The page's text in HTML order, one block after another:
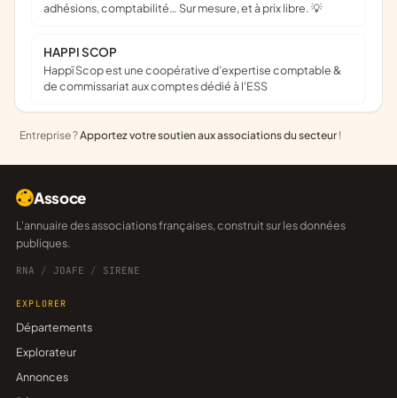
adhésions, comptabilité… Sur mesure, et à prix libre. 💡
HAPPI SCOP
Happï Scop est une coopérative d’expertise comptable &
de commissariat aux comptes dédié à l'ESS
Entreprise ?Apportez votre soutien aux associations du secteur !
Assoce
L'annuaire des associations françaises, construit sur les données
publiques.
RNA / JOAFE / SIRENE
EXPLORER
Départements
Explorateur
Annonces